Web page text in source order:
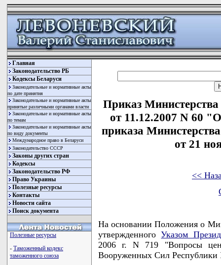
Главная
Законодательство РБ
Кодексы Беларуси
Законодательные и нормативные акты
по дате принятия
Законодательные и нормативные акты
принятые различными органами власти
Законодательные и нормативные акты
по темам
Законодательные и нормативные акты
по виду документы
Международное право в Беларуси
Законодательство СССР
Законы других стран
Кодексы
Законодательство РФ
Право Украины
Полезные ресурсы
Контакты
Новости сайта
Поиск документа
Полезные ресурсы
- Таможенный кодекс
таможенного союза
Приказ
от 11.12.2007 N 60
приказа
от 21
<<
На основании Положения о
утвержденногоУказом
2006 г. N 719 "Вопросы
Вооруженных Сил